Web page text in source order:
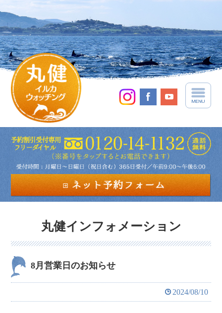
丸健インフォメーション
8月営業日のお知らせ
2024/08/10